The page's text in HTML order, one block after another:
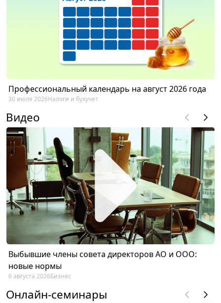
Профессиональный календарь на август 2026 года
30 июля 2026Налоги и бухучет
Видео
Выбывшие члены совета директоров АО и ООО:
новые нормы
6 августа 2026Бизнес
Онлайн-семинары